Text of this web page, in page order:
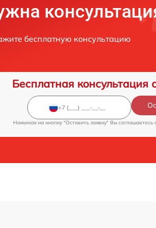
бесплатную консультацию
Бесплатная консультация
Нажимая на кнопку "Оставить заявку" Вы соглашаетесь